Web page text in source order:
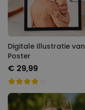
Digitale Illustratie
Poster
€ 29,99